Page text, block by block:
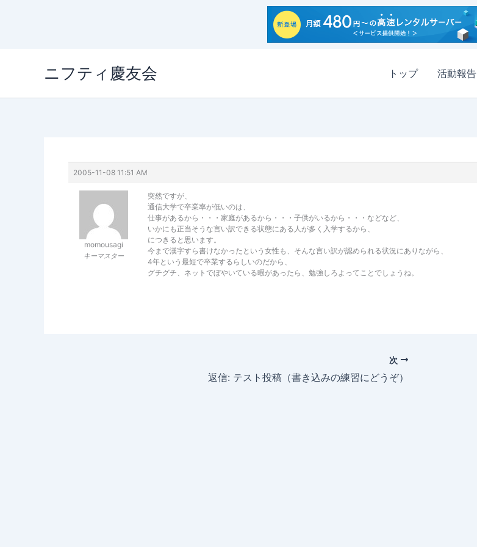
ニフティ慶友会 トップ 活動報告
2005-11-08 11:51 AM
momousagi
キーマスター
突然ですが、
通信大学で卒業率が低いのは、
仕事があるから・・・家庭があるから・・・子供がいるから・・・などなど、
いかにも正当そうな言い訳できる状態にある人が多く入学するから、
につきると思います。
今まで漢字すら書けなかったという女性も、そんな言い訳が認められる状況にありながら、
4年という最短で卒業するらしいのだから、
グチグチ、ネットでぼやいている暇があったら、勉強しろよってことでしょうね。
次
返信: テスト投稿（書き込みの練習にどうぞ）